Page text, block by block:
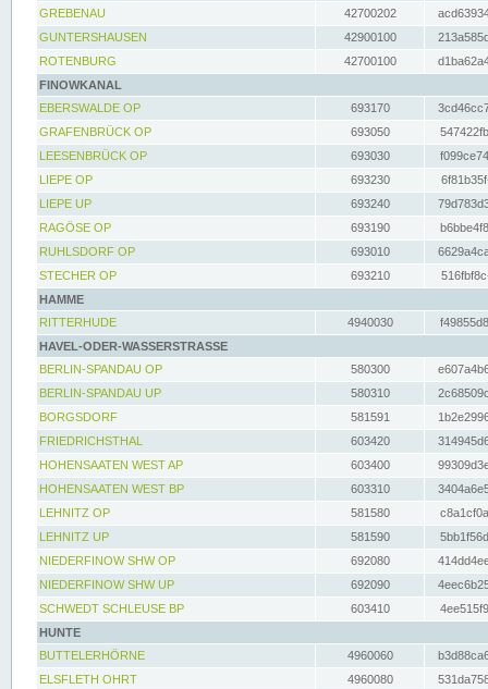
GREBENAU
42700202
GUNTERSHAUSEN
42900100
ROTENBURG
42700100
FINOWKANAL
EBERSWALDE OP
693170
GRAFENBRÜCK OP
693050
LEESENBRÜCK OP
693030
LIEPE OP
693230
LIEPE UP
693240
RAGÖSE OP
693190
RUHLSDORF OP
693010
STECHER OP
693210
HAMME
RITTERHUDE
4940030
HAVEL-ODER-WASSERSTRASSE
BERLIN-SPANDAU OP
580300
BERLIN-SPANDAU UP
580310
BORGSDORF
581591
FRIEDRICHSTHAL
603420
HOHENSAATEN WEST AP
603400
HOHENSAATEN WEST BP
603310
LEHNITZ OP
581580
LEHNITZ UP
581590
NIEDERFINOW SHW OP
692080
NIEDERFINOW SHW UP
692090
SCHWEDT SCHLEUSE BP
603410
HUNTE
BUTTELERHÖRNE
4960060
ELSFLETH OHRT
4960080